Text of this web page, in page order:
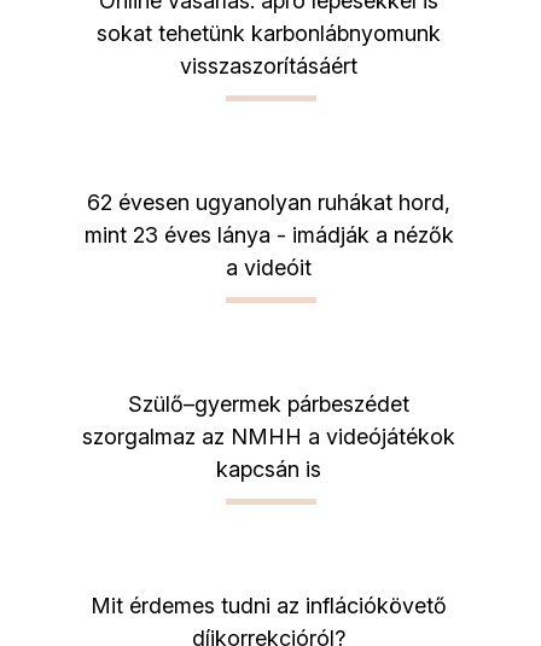
sokat tehetünk karbonlábnyomunk
visszaszorításáért
62 évesen ugyanolyan ruhákat hord,
mint 23 éves lánya - imádják a nézők
a videóit
Szülő–gyermek párbeszédet
szorgalmaz az NMHH a videójátékok
kapcsán is
Mit érdemes tudni az inflációkövető
díjkorrekcióról?